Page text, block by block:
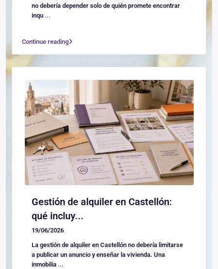
no debería depender solo de quién promete encontrar
inqu ...
Continue reading
Gestión de alquiler en Castellón:
qué incluy...
19/06/2026
La gestión de alquiler en Castellón no debería limitarse
a publicar un anuncio y enseñar la vivienda. Una
inmobilia ...